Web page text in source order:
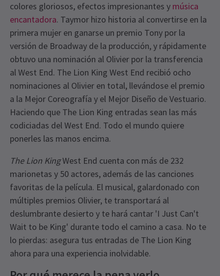
colores gloriosos, efectos impresionantes y música
encantadora. Taymor hizo historia al convertirse en la
primera mujer en ganarse un premio Tony por la
versión de Broadway de la producción, y rápidamente
obtuvo una nominación al Olivier por la transferencia
al West End. The Lion King West End recibió ocho
nominaciones al Olivier en total, llevándose el premio
a la Mejor Coreografía y el Mejor Diseño de Vestuario.
Haciendo que The Lion King entradas sean las más
codiciadas del West End. Todo el mundo quiere
ponerles las manos encima.
The Lion KingWest End cuenta con más de 232
marionetas y 50 actores, además de las canciones
favoritas de la película. El musical, galardonado con
múltiples premios Olivier, te transportará al
deslumbrante desierto y te hará cantar 'I Just Can't
Wait to be King' durante todo el camino a casa. No te
lo pierdas: asegura tus entradas de The Lion King
ahora para una experiencia inolvidable.